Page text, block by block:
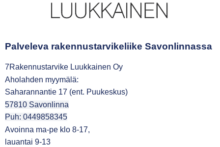
Palveleva rakennustarvikeliike Savonlinnassa
7Rakennustarvike Luukkainen Oy
Aholahden myymälä:
Saharannantie 17 (ent. Puukeskus)
57810 Savonlinna
Puh: 0449858345
Avoinna ma-pe klo 8-17,
lauantai 9-13